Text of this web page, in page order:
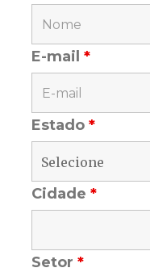
E-mail*
Estado*
Cidade*
Setor*